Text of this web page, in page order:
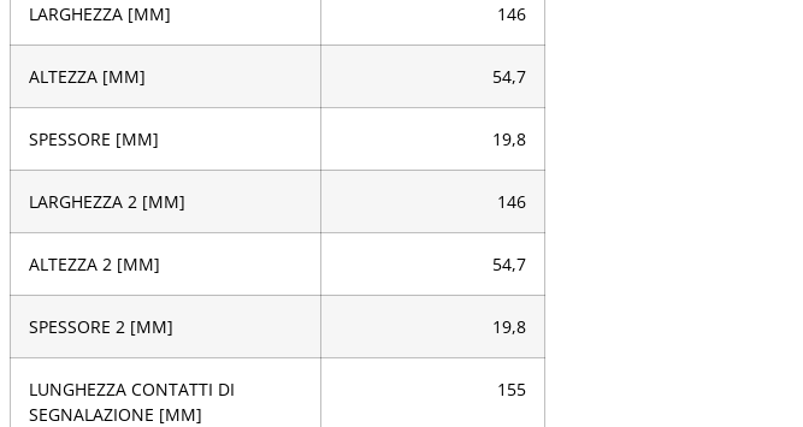
LARGHEZZA [MM] 146
ALTEZZA [MM] 54,7
SPESSORE [MM] 19,8
LARGHEZZA 2 [MM] 146
ALTEZZA 2 [MM] 54,7
SPESSORE 2 [MM] 19,8
LUNGHEZZA CONTATTI DI
SEGNALAZIONE [MM]
155